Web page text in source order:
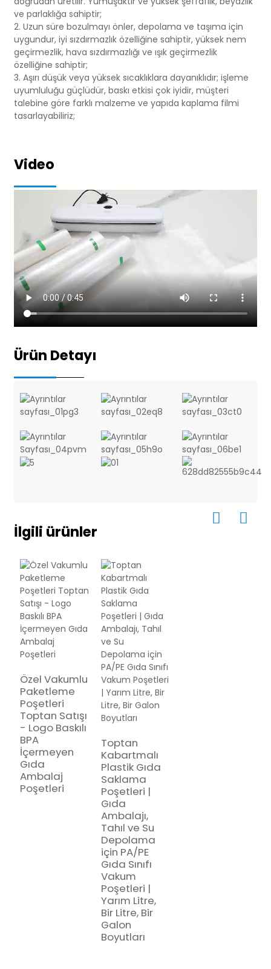
ve parlaklığa sahiptir;
2. Uzun süre bozulmayı önler, depolama ve taşıma için
uygundur, iyi sızdırmazlık özelliğine sahiptir, yüksek nem
geçirmezlik, hava sızdırmazlığı ve ışık geçirmezlik
özelliğine sahiptir;
3. Aşırı düşük veya yüksek sıcaklıklara dayanıklıdır; işleme
uyumluluğu güçlüdür, baskı etkisi çok iyidir, müşteri
talebine göre farklı malzeme ve yapıda kaplama filmi
tasarlayabiliriz;
Video
Ürün Detayı
İlgili ürünler
Özel Vakumlu
Paketleme
Poşetleri
Toptan Satışı
- Logo Baskılı
BPA
İçermeyen
Gıda
Ambalaj
Poşetleri
Toptan
Kabartmalı
Plastik Gıda
Saklama
Poşetleri |
Gıda
Ambalajı,
Tahıl ve Su
Depolama
için PA/PE
Gıda Sınıfı
Vakum
Poşetleri |
Yarım Litre,
Bir Litre, Bir
Galon
Boyutları